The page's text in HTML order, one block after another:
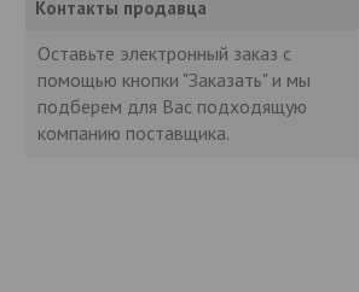
Контакты продавца
Оставьте электронный заказ с
помощью кнопки "Заказать" и мы
подберем для Вас подходящую
компанию поставщика.